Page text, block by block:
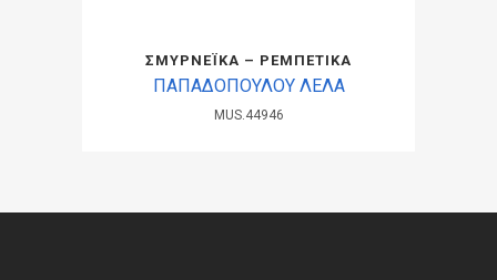
ΣΜΥΡΝΕΪΚΑ – ΡΕΜΠΕΤΙΚΑ
ΠΑΠΑΔΟΠΟΥΛΟΥ ΛΕΛΑ
MUS.44946